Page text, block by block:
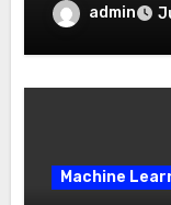
admin
Machine